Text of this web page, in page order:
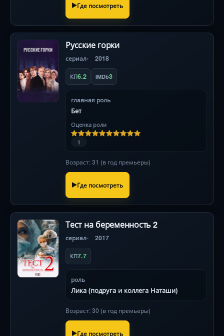
Где посмотреть
Русские горки
сериал 2018
КП6.2 IMDb3
главная роль
Бет
Оценка роли
1
Возраст: 31 (в год премьеры)
Где посмотреть
Тест на беременность 2
сериал 2017
КП7.7
роль
Лика (подруга и коллега Наташи)
Возраст: 30 (в год премьеры)
Где посмотреть